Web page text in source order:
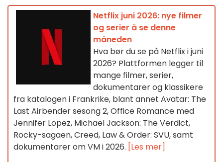
Netflix juni 2026: nye filmer
og serier å se denne
måneden
Hva bør du se på Netflix i juni
2026? Plattformen legger til
mange filmer, serier,
dokumentarer og klassikere
fra katalogen i Frankrike, blant annet Avatar: The
Last Airbender sesong 2, Office Romance med
Jennifer Lopez, Michael Jackson: The Verdict,
Rocky-sagaen, Creed, Law & Order: SVU, samt
dokumentarer om VM i 2026. [Les mer]